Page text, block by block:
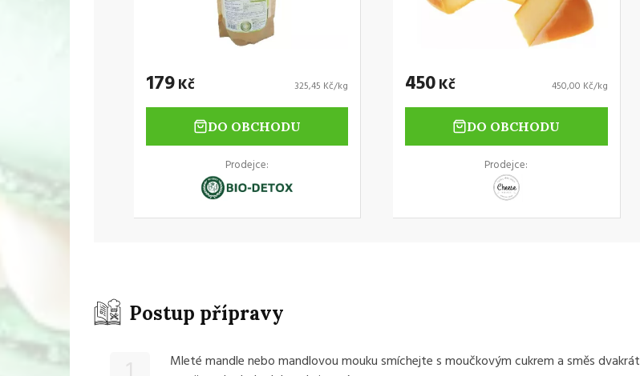
179Kč 325,45 Kč/kg
DO OBCHODU
Prodejce:
450Kč 450,00 Kč/kg
DO OBCHODU
Prodejce:
Postup přípravy
Mleté mandle nebo mandlovou mouku smíchejte s moučkovým cukrem a směs dvakrát